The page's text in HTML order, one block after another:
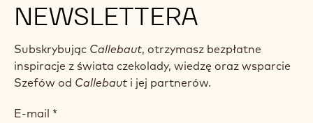
NEWSLETTERA
Subskrybując Callebaut, otrzymasz bezpłatne
inspiracje z świata czekolady, wiedzę oraz wsparcie
Szefów od Callebaut i jej partnerów.
E-mail *